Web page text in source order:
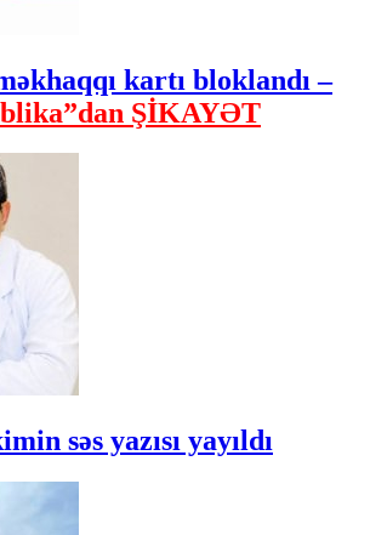
kartı bloklandı –
ŞİKAYƏT
səs yazısı yayıldı